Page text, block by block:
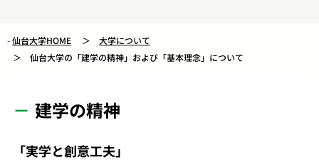
仙台大学HOME
大学について
仙台大学の「建学の精神」および「基本理念」について
建学の精神
「実学と創意工夫」